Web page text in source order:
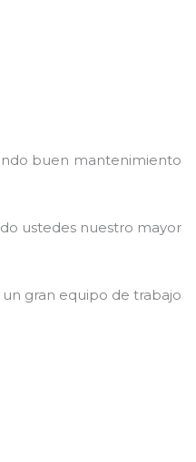
buen mantenimiento
ustedes nuestro mayor
gran equipo de trabajo